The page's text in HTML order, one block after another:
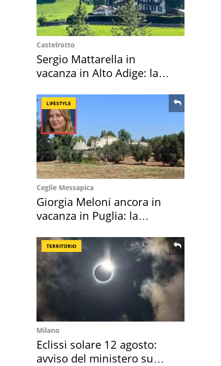
Castelrotto
Sergio Mattarella in
vacanza in Alto Adige: la
LIFESTYLE
Ceglie Messapica
Giorgia Meloni ancora in
vacanza in Puglia: la
TERRITORIO
Milano
Eclissi solare 12 agosto:
avviso del ministero su